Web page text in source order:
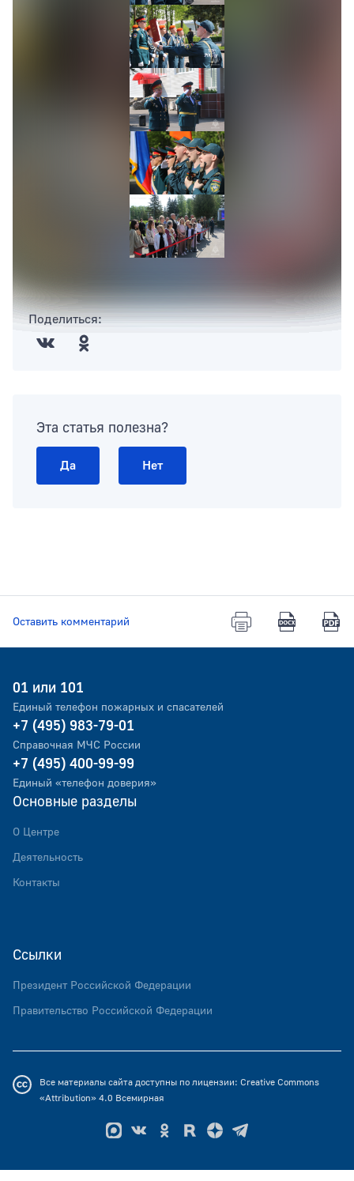
Поделиться:
Эта статья полезна?
Да Нет
Оставить комментарий
01 или 101
Единый телефон пожарных и спасателей
+7 (495) 983-79-01
Справочная МЧС России
+7 (495) 400-99-99
Единый «телефон доверия»
Основные разделы
О Центре
Деятельность
Контакты
Ссылки
Президент Российской Федерации
Правительство Российской Федерации
Все материалы сайта доступны по лицензии: Creative Commons
«Attribution» 4.0 Всемирная